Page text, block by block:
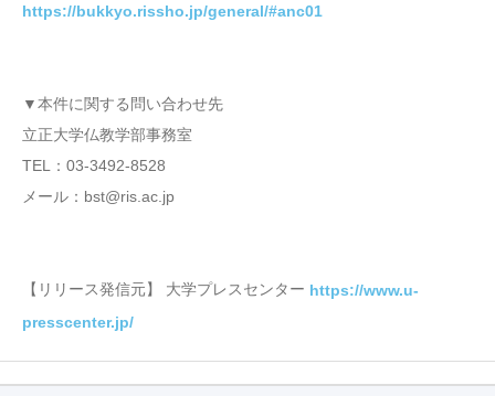
https://bukkyo.rissho.jp/general/#anc01
▼本件に関する問い合わせ先
立正大学仏教学部事務室
TEL：03-3492-8528
メール：bst@ris.ac.jp
【リリース発信元】 大学プレスセンター https://www.u-
presscenter.jp/